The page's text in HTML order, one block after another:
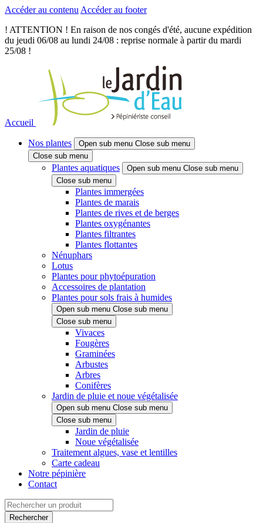
Accéder au contenu Accéder au footer
! ATTENTION ! En raison de nos congés d'été, aucune expédition
du jeudi 06/08 au lundi 24/08 : reprise normale à partir du mardi
25/08 !
Accueil
Nos plantes Open sub menu Close sub menu
Close sub menu
Plantes aquatiques Open sub menu Close sub menu
Close sub menu
Plantes immergées
Plantes de marais
Plantes de rives et de berges
Plantes oxygénantes
Plantes filtrantes
Plantes flottantes
Nénuphars
Lotus
Plantes pour phytoépuration
Accessoires de plantation
Plantes pour sols frais à humides
Open sub menu Close sub menu
Close sub menu
Vivaces
Fougères
Graminées
Arbustes
Arbres
Conifères
Jardin de pluie et noue végétalisée
Open sub menu Close sub menu
Close sub menu
Jardin de pluie
Noue végétalisée
Traitement algues, vase et lentilles
Carte cadeau
Notre pépinière
Contact
Rechercher